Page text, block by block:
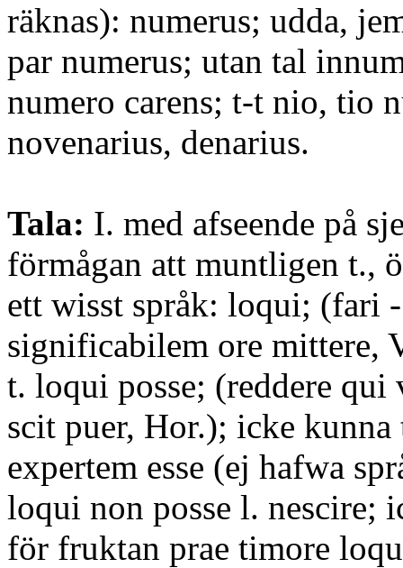
räknas): numerus; udda,
par numerus; utan tal
numero carens; t-t nio, tio
novenarius, denarius.
Tala: I. med afseende på
förmågan att muntligen t.,
ett wisst språk: loqui; (fari
significabilem ore mittere,
t. loqui posse; (reddere qui
scit puer, Hor.); icke
expertem esse (ej hafwa
loqui non posse l. nescire;
för fruktan prae timore